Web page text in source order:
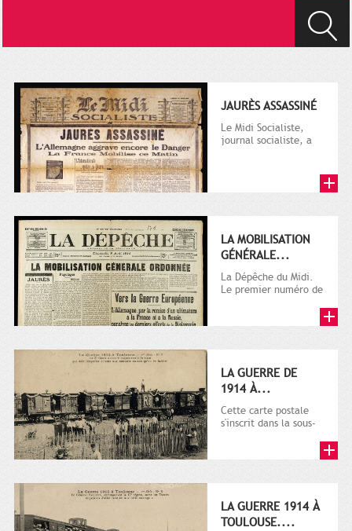
JAURÈS ASSASSINÉ
Le Midi Socialiste,
journal socialiste, a
LA MOBILISATION
GÉNÉRALE...
La Dépêche du Midi.
Le premier numéro de
octobre...
LA GUERRE DE
1914 À...
Cette carte postale
s'inscrit dans la sous-
plusieurs milliers de...
LA GUERRE 1914 À
TOULOUSE....